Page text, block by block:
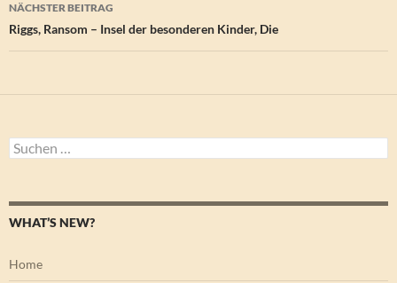
NÄCHSTER BEITRAG
Riggs, Ransom – Insel der besonderen Kinder, Die
Suchen
nach:
WHAT’S NEW?
Home